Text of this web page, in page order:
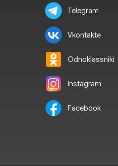
Telegram
Vkontakte
Odnoklassniki
Instagram
Facebook